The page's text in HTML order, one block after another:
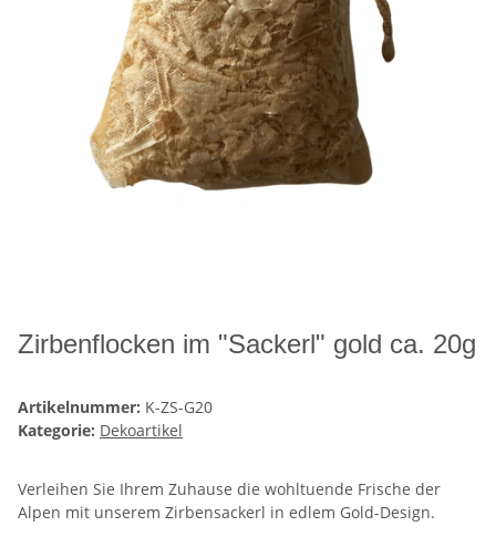
Zirbenflocken im "Sackerl" gold ca. 20g
Artikelnummer: K-ZS-G20
Kategorie: Dekoartikel
Verleihen Sie Ihrem Zuhause die wohltuende Frische der
Alpen mit unserem Zirbensackerl in edlem Gold-Design.